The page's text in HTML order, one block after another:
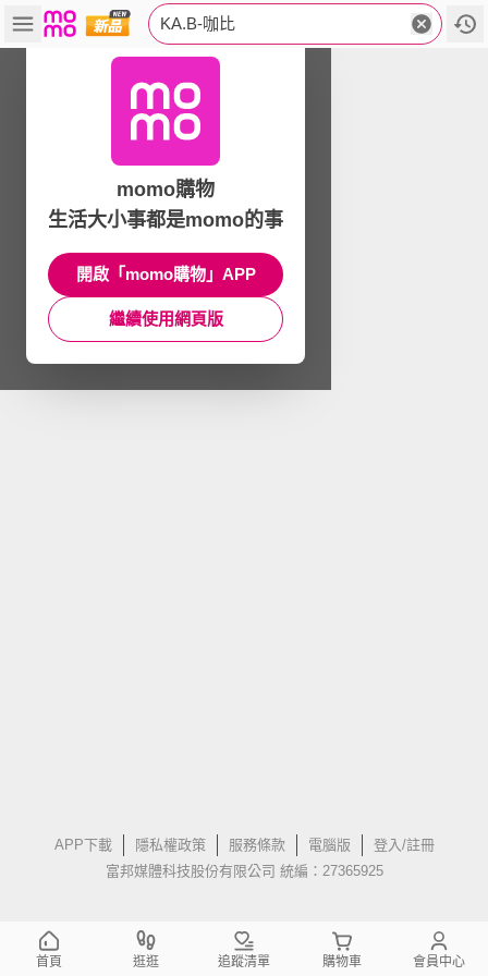
KA.B-咖比
APP下載 隱私權政策 服務條款 電腦版
登入/註冊
富邦媒體科技股份有限公司 統編：27365925
momo購物
生活大小事都是momo的事
開啟「momo購物」APP
繼續使用網頁版
首頁 逛逛 追蹤清單 購物車 會員中心